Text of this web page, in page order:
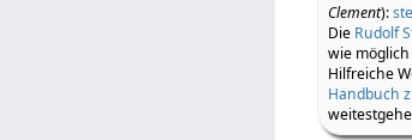
Clement):
Die Rudolf
wie
Hilfreiche
Handbuch